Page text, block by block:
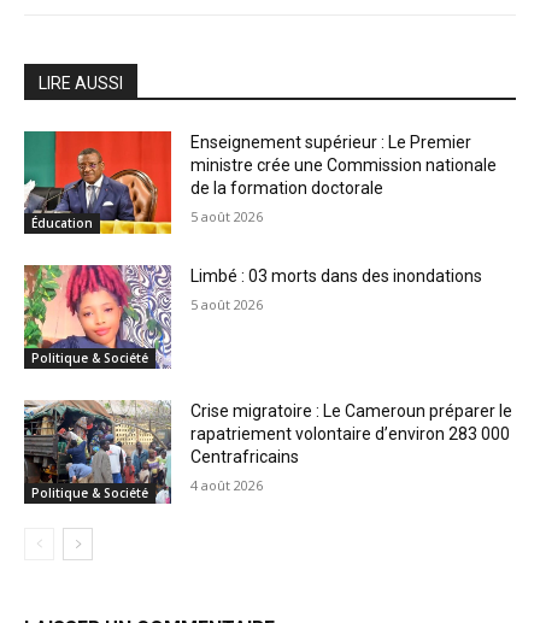
LIRE AUSSI
Éducation
Enseignement supérieur : Le Premier
ministre crée une Commission nationale
de la formation doctorale
5 août 2026
Politique & Société
Limbé : 03 morts dans des inondations
5 août 2026
Politique & Société
Crise migratoire : Le Cameroun préparer le
rapatriement volontaire d’environ 283 000
Centrafricains
4 août 2026